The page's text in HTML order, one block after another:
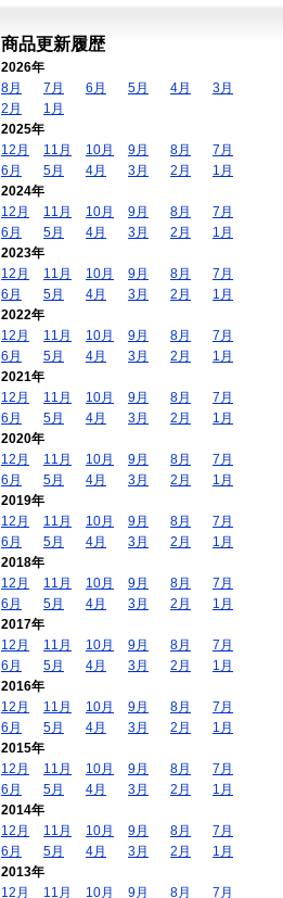
商品更新履歴
2026年
8月
7月 6月 5月 4月
3月
2月
1月
2025年
12月
11月 10月 9月 8月
7月
6月
5月 4月 3月 2月
1月
2024年
12月
11月 10月 9月 8月
7月
6月
5月 4月 3月 2月
1月
2023年
12月
11月 10月 9月 8月
7月
6月
5月 4月 3月 2月
1月
2022年
12月
11月 10月 9月 8月
7月
6月
5月 4月 3月 2月
1月
2021年
12月
11月 10月 9月 8月
7月
6月
5月 4月 3月 2月
1月
2020年
12月
11月 10月 9月 8月
7月
6月
5月 4月 3月 2月
1月
2019年
12月
11月 10月 9月 8月
7月
6月
5月 4月 3月 2月
1月
2018年
12月
11月 10月 9月 8月
7月
6月
5月 4月 3月 2月
1月
2017年
12月
11月 10月 9月 8月
7月
6月
5月 4月 3月 2月
1月
2016年
12月
11月 10月 9月 8月
7月
6月
5月 4月 3月 2月
1月
2015年
12月
11月 10月 9月 8月
7月
6月
5月 4月 3月 2月
1月
2014年
12月
11月 10月 9月 8月
7月
6月
5月 4月 3月 2月
1月
2013年
12月
11月 10月 9月 8月 7月